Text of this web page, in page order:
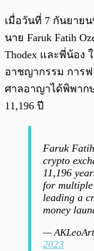
พร้อมเล่น
เมื่อวันที่ 7 กันยาย
นาย Faruk Fatih
Thodex และพี่น้อง
อาชญากรรม การฟ
ศาลอาญาได้พิพาก
11,196 ปี
Faruk
crypto
11,196
for
leading a
money
—
2023